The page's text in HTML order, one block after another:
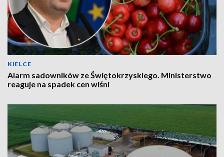
KIELCE
Alarm sadowników ze Świętokrzyskiego. Ministerstwo
reaguje na spadek cen wiśni